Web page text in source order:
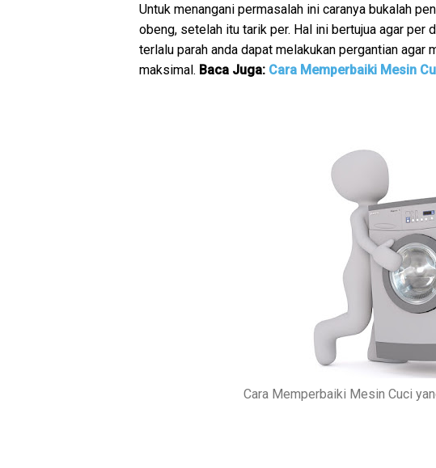
Untuk menangani permasalah ini caranya bukalah
obeng, setelah itu tarik per. Hal ini bertujua agar per
terlalu parah anda dapat melakukan pergantian
maksimal. Baca Juga: Cara Memperbaiki Mesin
Cara Memperbaiki Mesin Cuci